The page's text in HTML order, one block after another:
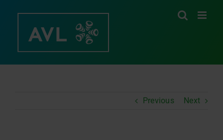
Previous Next